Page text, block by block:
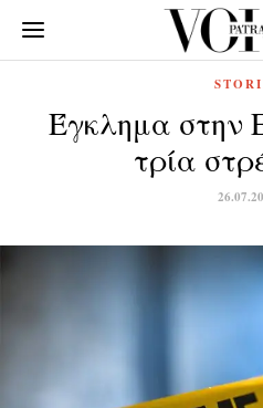
Έγκλημα στην
τρία